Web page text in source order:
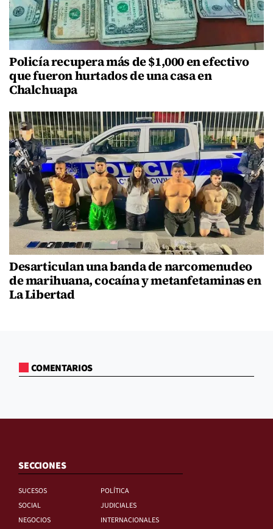
Policía recupera más de $1,000 en efectivo
que fueron hurtados de una casa en
Chalchuapa
Desarticulan una banda de narcomenudeo
de marihuana, cocaína y metanfetaminas en
La Libertad
COMENTARIOS
SECCIONES
SUCESOS
POLÍTICA
SOCIAL
JUDICIALES
NEGOCIOS
INTERNACIONALES